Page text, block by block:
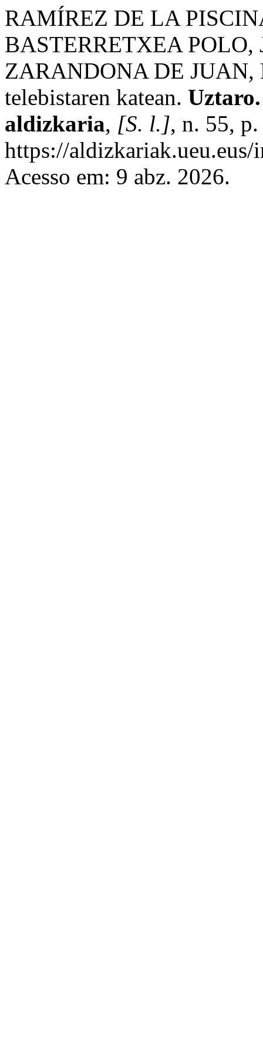
RAMÍREZ DE LA
BASTERRETXEA POLO,
ZARANDONA DE JUAN,
telebistaren katean.
aldizkaria, [S. l.], n. 55,
https://
Acesso em: 9 abz. 2026.